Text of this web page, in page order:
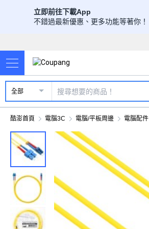
立即前往下載App
不錯過最新優惠、更多功能等著你！
全部
酷澎首頁 電腦3C 電腦/平板周邊 電腦配件